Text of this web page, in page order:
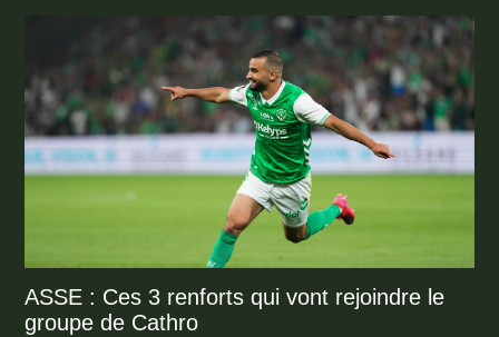
ASSE : Ces 3 renforts qui vont rejoindre le
groupe de Cathro